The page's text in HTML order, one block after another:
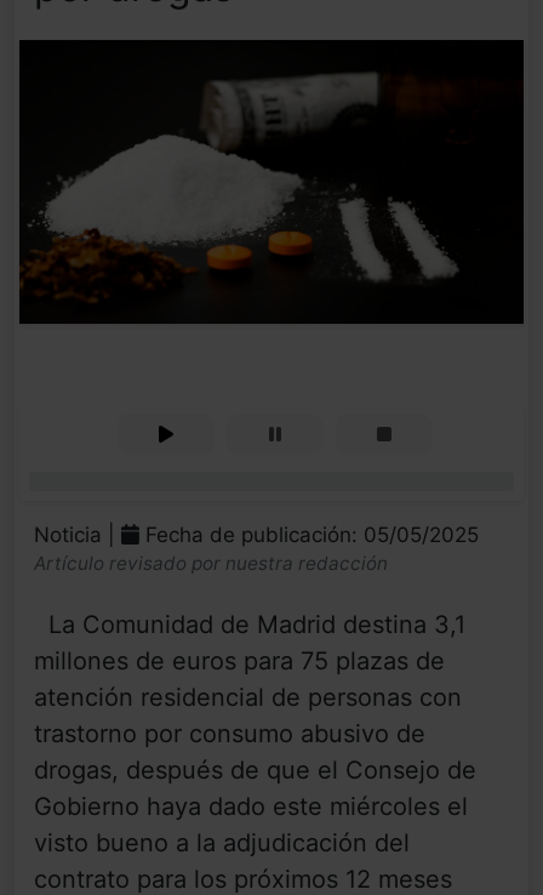
Noticia | Fecha de publicación: 05/05/2025
Artículo revisado por nuestra redacción
La Comunidad de Madrid destina 3,1
millones de euros para 75 plazas de
atención residencial de personas con
trastorno por consumo abusivo de
drogas, después de que el Consejo de
Gobierno haya dado este miércoles el
visto bueno a la adjudicación del
contrato para los próximos 12 meses